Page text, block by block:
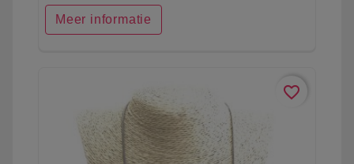
Meer informatie
favorite_border